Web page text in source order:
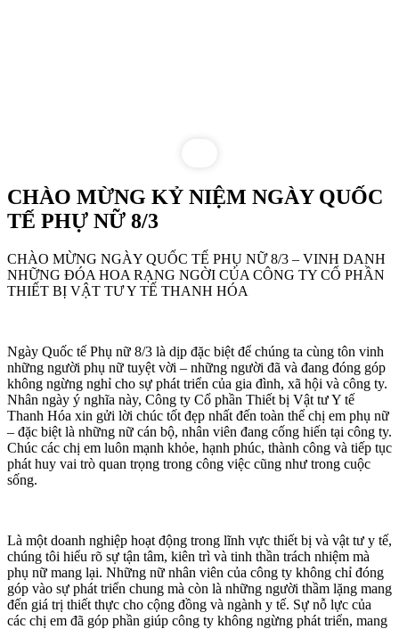
CHÀO MỪNG KỶ NIỆM NGÀY QUỐC
TẾ PHỰ NỮ 8/3
CHÀO MỪNG NGÀY QUỐC TẾ PHỤ NỮ 8/3 – VINH DANH
NHỮNG ĐÓA HOA RẠNG NGỜI CỦA CÔNG TY CỔ PHẦN
THIẾT BỊ VẬT TƯ Y TẾ THANH HÓA
Ngày Quốc tế Phụ nữ 8/3 là dịp đặc biệt để chúng ta cùng tôn vinh
những người phụ nữ tuyệt vời – những người đã và đang đóng góp
không ngừng nghỉ cho sự phát triển của gia đình, xã hội và công ty.
Nhân ngày ý nghĩa này, Công ty Cổ phần Thiết bị Vật tư Y tế
Thanh Hóa xin gửi lời chúc tốt đẹp nhất đến toàn thể chị em phụ nữ
– đặc biệt là những nữ cán bộ, nhân viên đang cống hiến tại công ty.
Chúc các chị em luôn mạnh khỏe, hạnh phúc, thành công và tiếp tục
phát huy vai trò quan trọng trong công việc cũng như trong cuộc
sống.
Là một doanh nghiệp hoạt động trong lĩnh vực thiết bị và vật tư y tế,
chúng tôi hiểu rõ sự tận tâm, kiên trì và tinh thần trách nhiệm mà
phụ nữ mang lại. Những nữ nhân viên của công ty không chỉ đóng
góp vào sự phát triển chung mà còn là những người thầm lặng mang
đến giá trị thiết thực cho cộng đồng và ngành y tế. Sự nỗ lực của
các chị em đã góp phần giúp công ty không ngừng phát triển, mang